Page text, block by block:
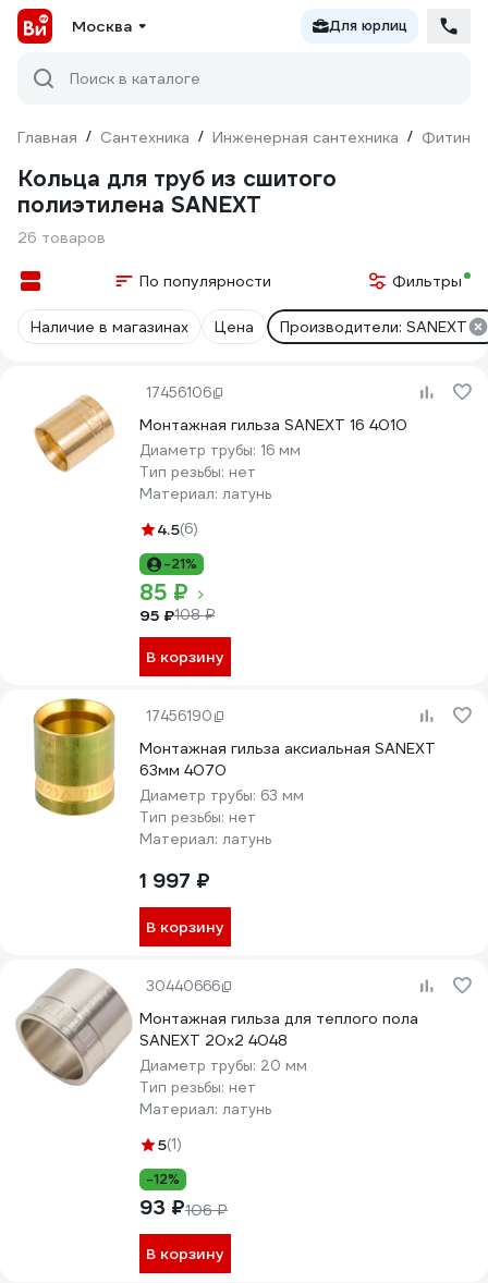
Москва Для юрлиц
Поиск в каталоге
Главная / Сантехника / Инженерная сантехника / Фитинги
Кольца для труб из сшитого
полиэтилена SANEXT
26 товаров
По популярности Фильтры
Наличие в магазинах Цена Производители: SANEXT
17456106
Монтажная гильза SANEXT 16 4010
Диаметр трубы: 16 мм
Тип резьбы: нет
Материал: латунь
4.5(6)
-21%
85 ₽
95 ₽108 ₽
В корзину
17456190
Монтажная гильза аксиальная SANEXT
63мм 4070
Диаметр трубы: 63 мм
Тип резьбы: нет
Материал: латунь
1 997 ₽
В корзину
30440666
Монтажная гильза для теплого пола
SANEXT 20x2 4048
Диаметр трубы: 20 мм
Тип резьбы: нет
Материал: латунь
5(1)
-12%
93 ₽106 ₽
В корзину